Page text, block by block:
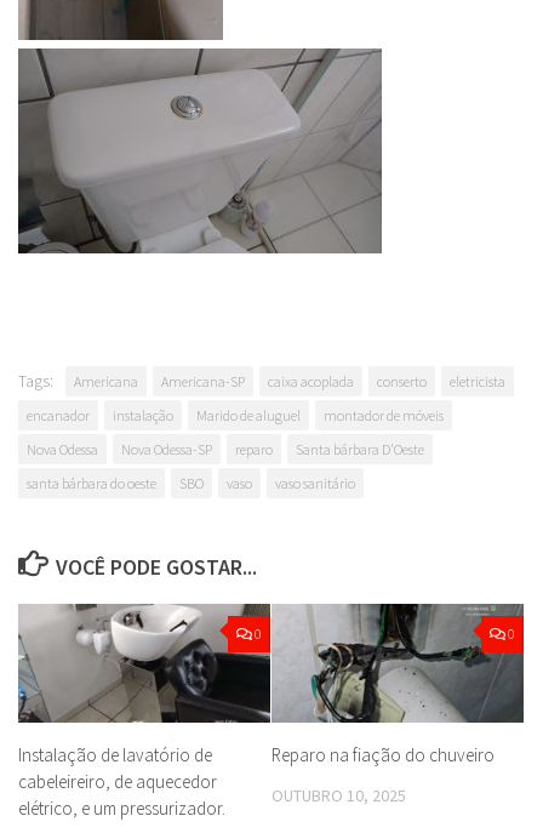
Tags: Americana Americana-SP caixa acoplada conserto
eletricista
encanador
instalação Marido de aluguel
montador de móveis
Nova Odessa
Nova Odessa-SP reparo
Santa bárbara D'Oeste
santa bárbara do oeste
SBO vaso vaso sanitário
VOCÊ PODE GOSTAR...
0
Instalação de lavatório de
cabeleireiro, de aquecedor
elétrico, e um pressurizador.
0
Reparo na fiação do chuveiro
OUTUBRO 10, 2025